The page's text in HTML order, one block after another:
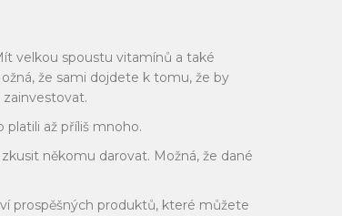
velkou spoustu vitamínů a také
že sami dojdete k tomu, že by
platili až příliš mnoho.
někomu darovat. Možná, že dané
prospěšných produktů, které můžete